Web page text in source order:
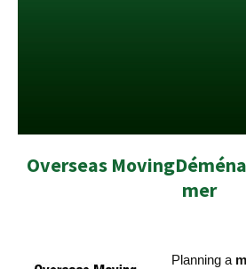
Overseas
mer
Planning a